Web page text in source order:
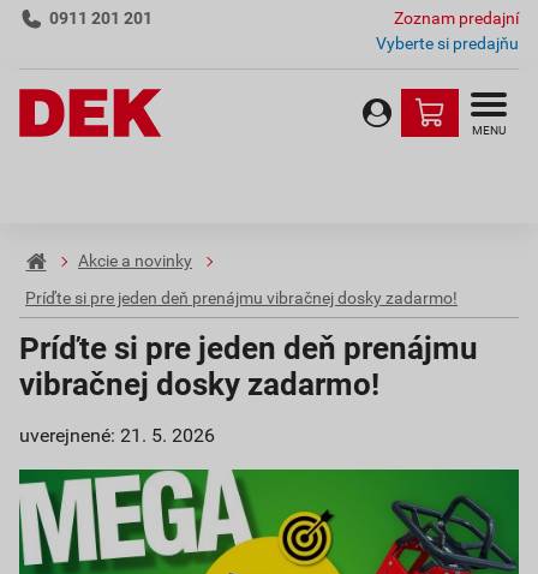
0911 201 201
Zoznam predajní
Vyberte si predajňu
MENU
Akcie a novinky
Príďte si pre jeden deň prenájmu vibračnej dosky zadarmo!
Príďte si pre jeden deň prenájmu
vibračnej dosky zadarmo!
uverejnené: 21. 5. 2026